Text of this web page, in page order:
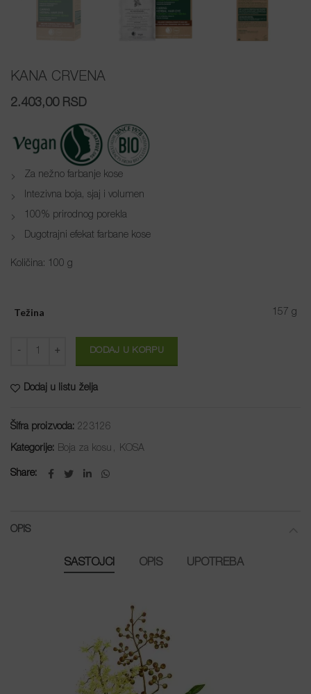
KANA CRVENA
2.403,00 RSD
Za nežno farbanje kose
Intezivna boja, sjaj i volumen
100% prirodnog porekla
Dugotrajni efekat farbane kose
Količina: 100 g
Težina 157 g
Količina
DODAJ U KORPU
Dodaj u listu želja
Šifra proizvoda: 223126
Kategorije: Boja za kosu , KOSA
Share
OPIS
SASTOJCI OPIS UPOTREBA